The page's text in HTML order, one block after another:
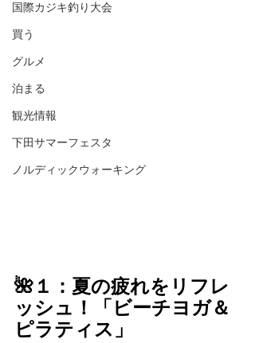
国際カジキ釣り大会
買う
グルメ
泊まる
観光情報
下田サマーフェスタ
ノルディックウォーキング
🌺１：夏の疲れをリフレ
ッシュ！「ビーチヨガ＆
ピラティス」